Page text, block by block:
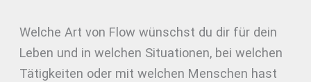
Welche Art von Flow wünschst du dir für dein
Leben und in welchen Situationen, bei welchen
Tätigkeiten oder mit welchen Menschen hast